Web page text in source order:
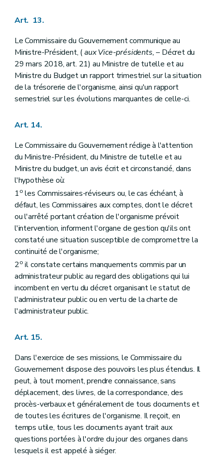
Art. 13.
Le Commissaire du Gouvernement communique au
Ministre-Président, (aux Vice-présidents,– Décret du
29 mars 2018, art. 21) au Ministre de tutelle et au
Ministre du Budget un rapport trimestriel sur la situation
de la trésorerie de l'organisme, ainsi qu'un rapport
semestriel sur les évolutions marquantes de celle-ci.
Art. 14.
Le Commissaire du Gouvernement rédige à l'attention
du Ministre-Président, du Ministre de tutelle et au
Ministre du budget, un avis écrit et circonstancié, dans
l'hypothèse où:
1o les Commissaires-réviseurs ou, le cas échéant, à
défaut, les Commissaires aux comptes, dont le décret
ou l'arrêté portant création de l'organisme prévoit
l'intervention, informent l'organe de gestion qu'ils ont
constaté une situation susceptible de compromettre la
continuité de l'organisme;
2o il constate certains manquements commis par un
administrateur public au regard des obligations qui lui
incombent en vertu du décret organisant le statut de
l'administrateur public ou en vertu de la charte de
l'administrateur public.
Art. 15.
Dans l'exercice de ses missions, le Commissaire du
Gouvernement dispose des pouvoirs les plus étendus. Il
peut, à tout moment, prendre connaissance, sans
déplacement, des livres, de la correspondance, des
procès-verbaux et généralement de tous documents et
de toutes les écritures de l'organisme. Il reçoit, en
temps utile, tous les documents ayant trait aux
questions portées à l'ordre du jour des organes dans
lesquels il est appelé à siéger.